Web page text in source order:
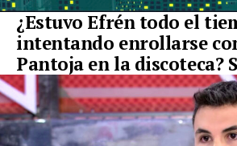
¿Estuvo Efrén todo el
intentando enrollarse
Pantoja en la discoteca?